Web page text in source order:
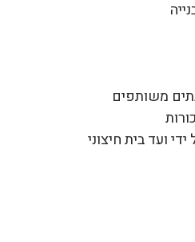
משותפים
ועד בית חיצוני